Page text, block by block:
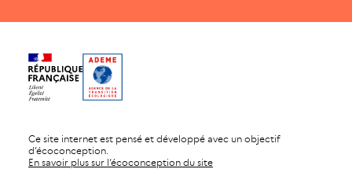
Ce site internet est pensé et développé avec un objectif
d’écoconception.
En savoir plus sur l’écoconception du site